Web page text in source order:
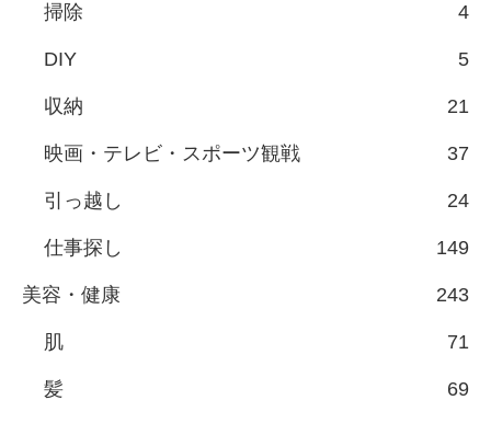
掃除 4
DIY 5
収納 21
映画・テレビ・スポーツ観戦 37
引っ越し 24
仕事探し 149
美容・健康 243
肌 71
髪 69